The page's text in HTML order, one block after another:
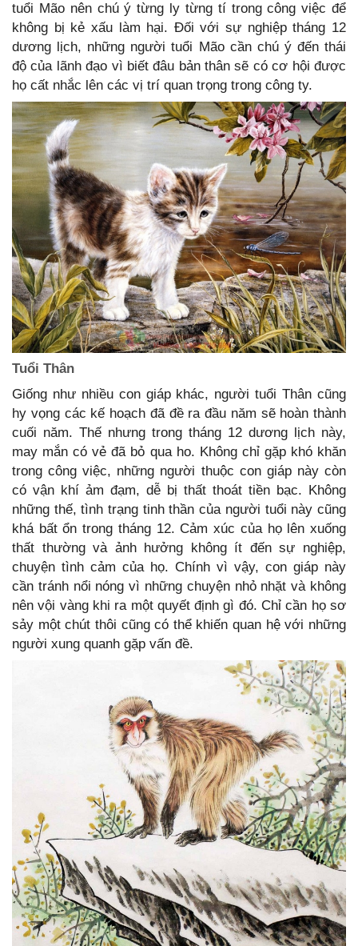
tuổi Mão nên chú ý từng ly từng tí trong công việc để
không bị kẻ xấu làm hại. Đối với sự nghiệp tháng 12
dương lịch, những người tuổi Mão cần chú ý đến thái
độ của lãnh đạo vì biết đâu bản thân sẽ có cơ hội được
họ cất nhắc lên các vị trí quan trọng trong công ty.
Tuổi Thân
Giống như nhiều con giáp khác, người tuổi Thân cũng
hy vọng các kế hoạch đã đề ra đầu năm sẽ hoàn thành
cuối năm. Thế nhưng trong tháng 12 dương lịch này,
may mắn có vẻ đã bỏ qua ho. Không chỉ gặp khó khăn
trong công việc, những người thuộc con giáp này còn
có vận khí ảm đạm, dễ bị thất thoát tiền bạc. Không
những thế, tình trạng tinh thần của người tuổi này cũng
khá bất ổn trong tháng 12. Cảm xúc của họ lên xuống
thất thường và ảnh hưởng không ít đến sự nghiệp,
chuyện tình cảm của họ. Chính vì vậy, con giáp này
cần tránh nổi nóng vì những chuyện nhỏ nhặt và không
nên vội vàng khi ra một quyết định gì đó. Chỉ cần họ sơ
sảy một chút thôi cũng có thể khiến quan hệ với những
người xung quanh gặp vấn đề.